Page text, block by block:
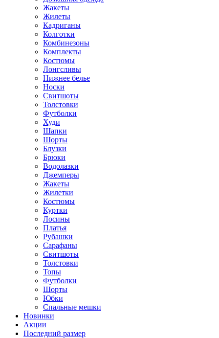
Жакеты
Жилеты
Кадриганы
Колготки
Комбинезоны
Комплекты
Костюмы
Лонгсливы
Нижнее белье
Носки
Свитшоты
Толстовки
Футболки
Худи
Шапки
Шорты
Блузки
Брюки
Водолазки
Джемперы
Жакеты
Жилетки
Костюмы
Куртки
Лосины
Платья
Рубашки
Сарафаны
Свитшоты
Толстовки
Топы
Футболки
Шорты
Юбки
Спальные мешки
Новинки
Акции
Последний размер